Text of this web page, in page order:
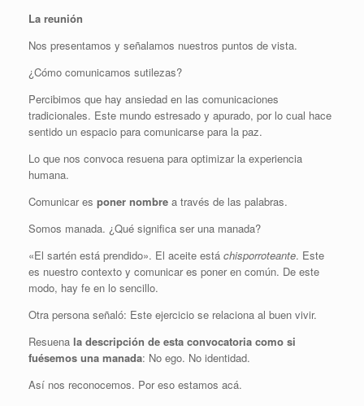
La reunión
Nos presentamos y señalamos nuestros puntos de vista.
¿Cómo comunicamos sutilezas?
Percibimos que hay ansiedad en las comunicaciones
tradicionales. Este mundo estresado y apurado, por lo cual hace
sentido un espacio para comunicarse para la paz.
Lo que nos convoca resuena para optimizar la experiencia
humana.
Comunicar es poner nombre a través de las palabras.
Somos manada. ¿Qué significa ser una manada?
«El sartén está prendido». El aceite está chisporroteante. Este
es nuestro contexto y comunicar es poner en común. De este
modo, hay fe en lo sencillo.
Otra persona señaló: Este ejercicio se relaciona al buen vivir.
Resuena la descripción de esta convocatoria como si
fuésemos una manada: No ego. No identidad.
Así nos reconocemos. Por eso estamos acá.